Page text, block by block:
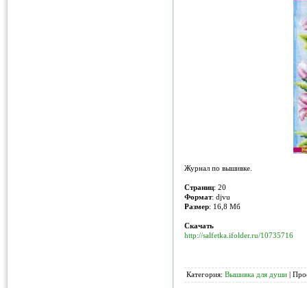
Журнал по вышивке.
Страниц: 20
Формат: djvu
Размер: 16,8 Мб
Скачать
http://salfetka.ifolder.ru/10735716
Категория: Вышивка для души |